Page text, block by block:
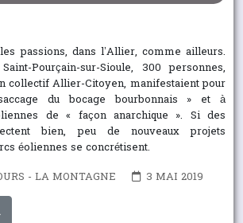
passions, dans l’Allier, comme ailleurs.
Pourçain-sur-Sioule, 300 personnes,
collectif Allier-Citoyen, manifestaient pour
du bocage bourbonnais » et à
de « façon anarchique ». Si des
bien, peu de nouveaux projets
éoliennes se concrétisent.
- LA MONTAGNE
3 MAI 2019